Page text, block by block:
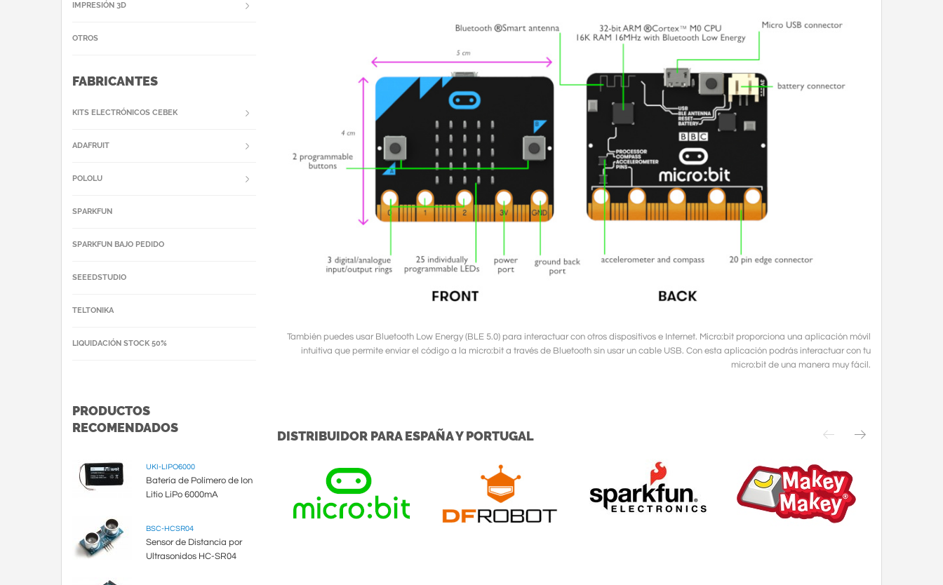
También puedes usar Bluetooth Low Energy (BLE 5.0) para interactuar con otros dispositivos e Internet. Micro:bit proporciona una aplicación móvil
intuitiva que permite enviar el código a la micro:bit a través de Bluetooth sin usar un cable USB. Con esta aplicación podrás interactuar con tu
micro:bit de una manera muy fácil.
DISTRIBUIDOR PARA ESPAÑA Y PORTUGAL
IMPRESIÓN 3D
OTROS
FABRICANTES
KITS ELECTRÓNICOS CEBEK
ADAFRUIT
POLOLU
SPARKFUN
SPARKFUN BAJO PEDIDO
SEEEDSTUDIO
TELTONIKA
LIQUIDACIÓN STOCK 50%
PRODUCTOS
RECOMENDADOS
UKI-LIPO6000
Batería de Polímero de Ion
Litio LiPo 6000mA
BSC-HCSR04
Sensor de Distancia por
Ultrasonidos HC-SR04